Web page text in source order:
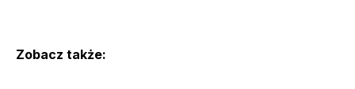
Zobacz także: